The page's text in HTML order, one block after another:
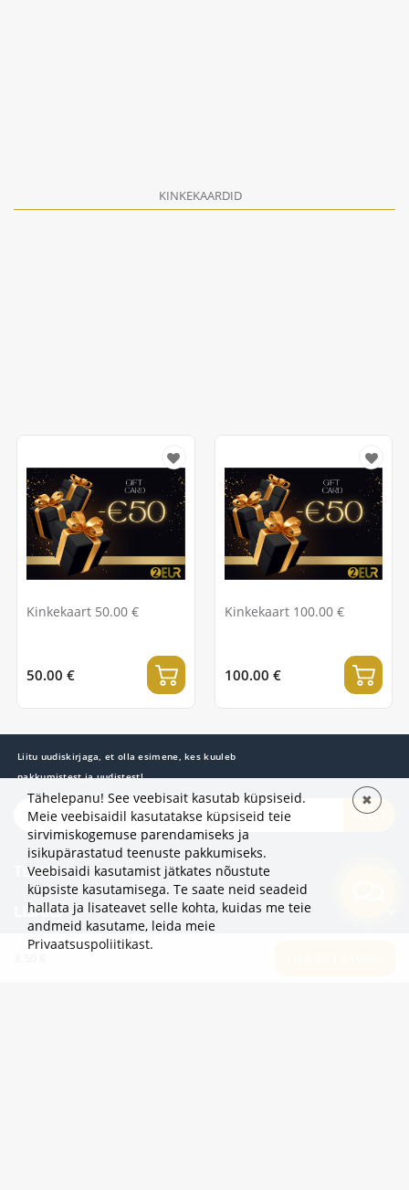
KINKEKAARDID
Kinkekaart 50.00 €
50.00 €
Kinkekaart 100.00 €
100.00 €
Liitu uudiskirjaga, et olla esimene, kes kuuleb
pakkumistest ja uudistest!
TELLI
TEAVE
LISAKS
KATEGOORIAD
Tähelepanu! See veebisait kasutab küpsiseid.
Meie veebisaidil kasutatakse küpsiseid teie
sirvimiskogemuse parendamiseks ja
isikupärastatud teenuste pakkumiseks.
Veebisaidi kasutamist jätkates nõustute
küpsiste kasutamisega. Te saate neid seadeid
hallata ja lisateavet selle kohta, kuidas me teie
andmeid kasutame, leida meie
Privaatsuspoliitikast.
✖